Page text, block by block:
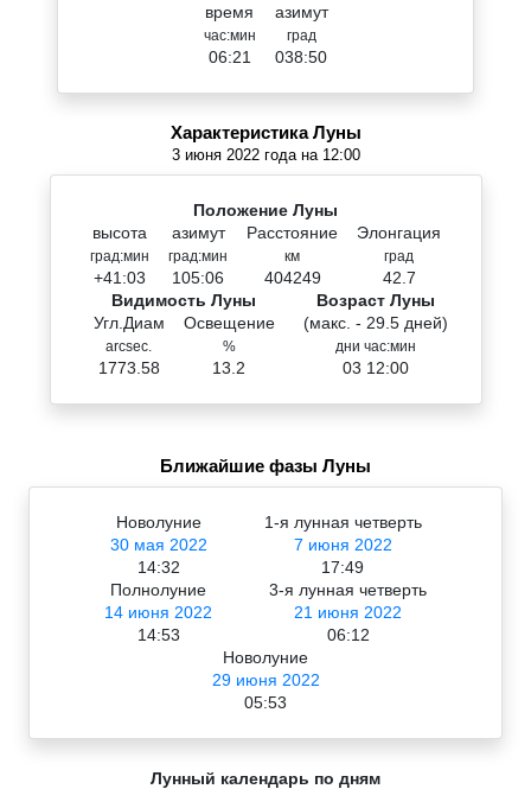
время
час:мин
06:21
азимут
град
038:50
Характеристика Луны
3 июня 2022 года на 12:00
Положение Луны
высота
град:мин
+41:03
азимут
град:мин
105:06
Расстояние
км
404249
Элонгация
град
42.7
Видимость Луны
Угл.Диам
arcsec.
1773.58
Освещение
%
13.2
Возраст Луны
(макс. - 29.5 дней)
дни час:мин
03 12:00
Ближайшие фазы Луны
Новолуние
30 мая 2022
14:32
1-я лунная четверть
7 июня 2022
17:49
Полнолуние
14 июня 2022
14:53
3-я лунная четверть
21 июня 2022
06:12
Новолуние
29 июня 2022
05:53
Лунный календарь по дням